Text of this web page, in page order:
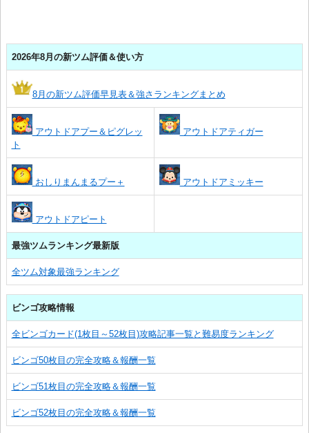
2026年8月の新ツム評価＆使い方
8月の新ツム評価早見表＆強さランキングまとめ
アウトドアプー＆ピグレッ
ト
アウトドアティガー
おしりまんまるプー＋ アウトドアミッキー
アウトドアピート
最強ツムランキング最新版
全ツム対象最強ランキング
ビンゴ攻略情報
全ビンゴカード(1枚目～52枚目)攻略記事一覧と難易度ランキング
ビンゴ50枚目の完全攻略＆報酬一覧
ビンゴ51枚目の完全攻略＆報酬一覧
ビンゴ52枚目の完全攻略＆報酬一覧